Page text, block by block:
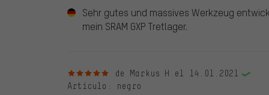
Sehr gutes und massives Werkzeug
mein SRAM GXP Tretlager.
5 de 5 estrellasde Markus H. el 14.01.2021
Artículo : negro